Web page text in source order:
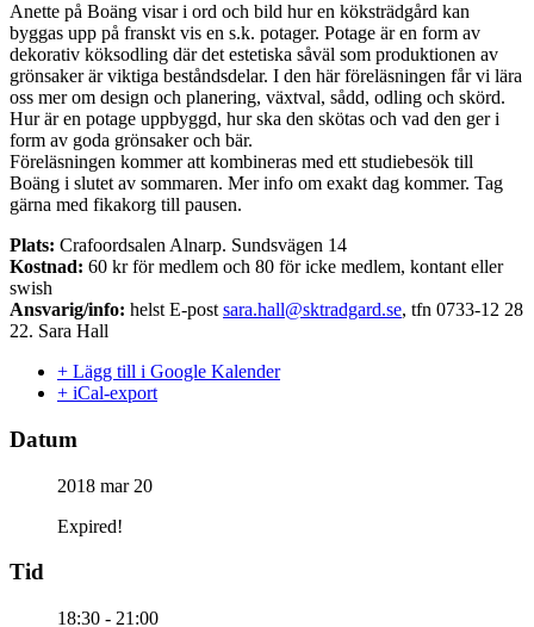
Anette på Boäng visar i ord och bild hur en köksträdgård kan
byggas upp på franskt vis en s.k. potager. Potage är en form av
dekorativ köksodling där det estetiska såväl som produktionen av
grönsaker är viktiga beståndsdelar. I den här föreläsningen får vi lära
oss mer om design och planering, växtval, sådd, odling och skörd.
Hur är en potage uppbyggd, hur ska den skötas och vad den ger i
form av goda grönsaker och bär.
Föreläsningen kommer att kombineras med ett studiebesök till
Boäng i slutet av sommaren. Mer info om exakt dag kommer. Tag
gärna med fikakorg till pausen.
Plats: Crafoordsalen Alnarp. Sundsvägen 14
Kostnad: 60 kr för medlem och 80 för icke medlem, kontant eller
swish
Ansvarig/info: helst E-post sara.hall@sktradgard.se, tfn 0733-12 28
22. Sara Hall
+ Lägg till i Google Kalender
+ iCal-export
Datum
2018 mar 20
Expired!
Tid
18:30 - 21:00